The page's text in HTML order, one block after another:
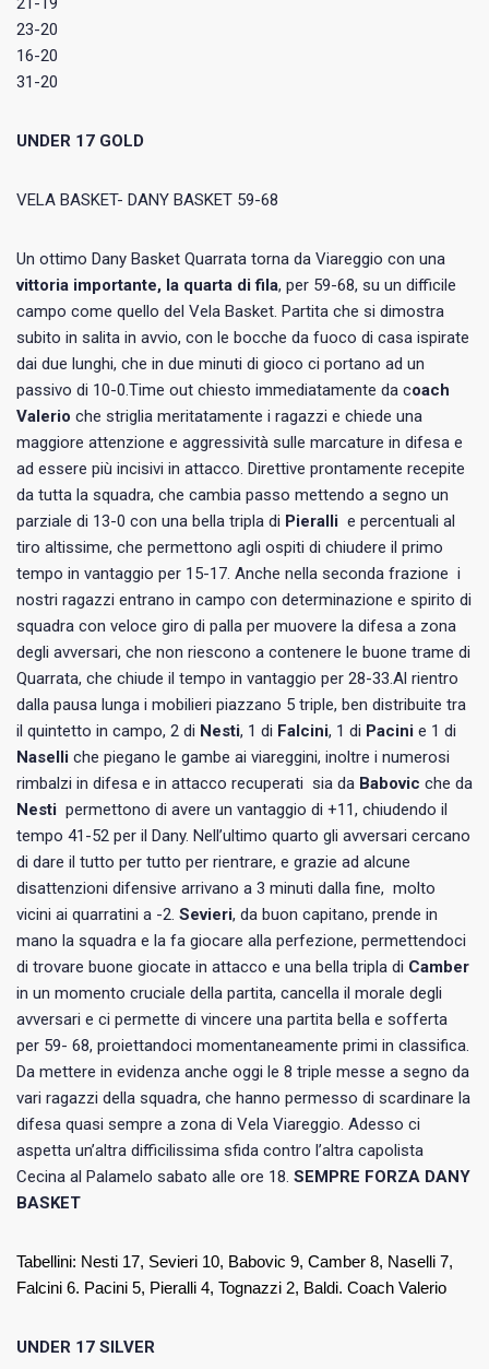
23-20
16-20
31-20
UNDER 17 GOLD
VELA BASKET- DANY BASKET 59-68
Un ottimo Dany Basket Quarrata torna da Viareggio con una
vittoria importante, la quarta di fila, per 59-68, su un difficile
campo come quello del Vela Basket. Partita che si dimostra
subito in salita in avvio, con le bocche da fuoco di casa ispirate
dai due lunghi, che in due minuti di gioco ci portano ad un
passivo di 10-0.Time out chiesto immediatamente da coach
Valerio che striglia meritatamente i ragazzi e chiede una
maggiore attenzione e aggressività sulle marcature in difesa e
ad essere più incisivi in attacco. Direttive prontamente recepite
da tutta la squadra, che cambia passo mettendo a segno un
parziale di 13-0 con una bella tripla di Pieralli e percentuali al
tiro altissime, che permettono agli ospiti di chiudere il primo
tempo in vantaggio per 15-17. Anche nella seconda frazione i
nostri ragazzi entrano in campo con determinazione e spirito di
squadra con veloce giro di palla per muovere la difesa a zona
degli avversari, che non riescono a contenere le buone trame di
Quarrata, che chiude il tempo in vantaggio per 28-33.Al rientro
dalla pausa lunga i mobilieri piazzano 5 triple, ben distribuite tra
il quintetto in campo, 2 di Nesti, 1 di Falcini, 1 di Pacini e 1 di
Naselli che piegano le gambe ai viareggini, inoltre i numerosi
rimbalzi in difesa e in attacco recuperati sia da Babovic che da
Nesti permettono di avere un vantaggio di +11, chiudendo il
tempo 41-52 per il Dany. Nell’ultimo quarto gli avversari cercano
di dare il tutto per tutto per rientrare, e grazie ad alcune
disattenzioni difensive arrivano a 3 minuti dalla fine, molto
vicini ai quarratini a -2. Sevieri, da buon capitano, prende in
mano la squadra e la fa giocare alla perfezione, permettendoci
di trovare buone giocate in attacco e una bella tripla di Camber
in un momento cruciale della partita, cancella il morale degli
avversari e ci permette di vincere una partita bella e sofferta
per 59- 68, proiettandoci momentaneamente primi in classifica.
Da mettere in evidenza anche oggi le 8 triple messe a segno da
vari ragazzi della squadra, che hanno permesso di scardinare la
difesa quasi sempre a zona di Vela Viareggio. Adesso ci
aspetta un’altra difficilissima sfida contro l’altra capolista
Cecina al Palamelo sabato alle ore 18. SEMPRE FORZA DANY
BASKET
Tabellini: Nesti 17, Sevieri 10, Babovic 9, Camber 8, Naselli 7,
Falcini 6. Pacini 5, Pieralli 4, Tognazzi 2, Baldi. Coach Valerio
UNDER 17 SILVER